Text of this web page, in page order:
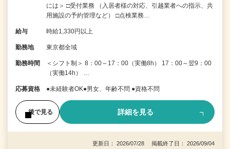
には＞ □受付業務 （入居者様の対応、引越業者への指示、共
用施設の予約管理など） □点検業務…
給与 時給1,330円以上
勤務地 東京都全域
勤務時間
＜シフト制＞ 8：00～17：00（実働8h） 17：00～翌9：00
（実働14h） …
応募資格 ●未経験者OK●男女、年齢不問 ●資格不問
後で見る 詳細を見る
更新日： 2026/07/28 掲載終了日： 2026/09/04